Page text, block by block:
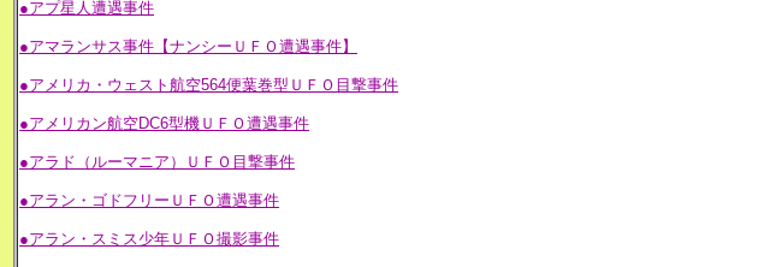
●アプ星人遭遇事件
●アマランサス事件【ナンシーＵＦＯ遭遇事件】
●アメリカ・ウェスト航空564便葉巻型ＵＦＯ目撃事件
●アメリカン航空DC6型機ＵＦＯ遭遇事件
●アラド（ルーマニア）ＵＦＯ目撃事件
●アラン・ゴドフリーＵＦＯ遭遇事件
●アラン・スミス少年ＵＦＯ撮影事件